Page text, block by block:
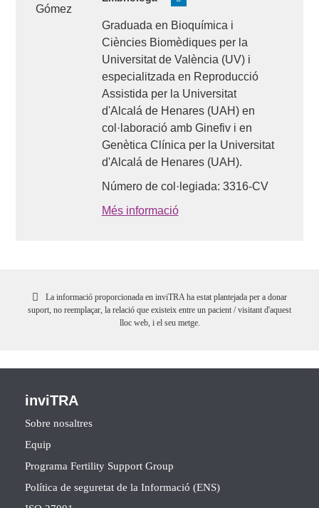
Graduada en Bioquímica i
Ciències Biomèdiques per la
Universitat de València (UV) i
especialitzada en Reproducció
Assistida per la Universitat
d'Alcalá de Henares (UAH) en
col·laboració amb Ginefiv i en
Genètica Clínica per la Universitat
d'Alcalá de Henares (UAH).
Número de col·legiada: 3316-CV
Més informació
La informació proporcionada en inviTRA ha estat plantejada per a donar
suport, no reemplaçar, la relació que existeix entre un pacient / visitant d'aquest
lloc web, i el seu metge.
inviTRA
Sobre nosaltres
Equip
Programa Fertility Support Group
Política de seguretat de la Informació (ENS)